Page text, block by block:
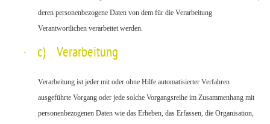
deren personenbezogene Daten von dem für die Verarbeitung
Verantwortlichen verarbeitet werden.
· c) Verarbeitung
Verarbeitung ist jeder mit oder ohne Hilfe automatisierter Verfahren
ausgeführte Vorgang oder jede solche Vorgangsreihe im Zusammenhang mit
personenbezogenen Daten wie das Erheben, das Erfassen, die Organisation,